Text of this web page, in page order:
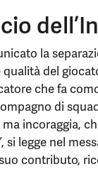
la
del
che fa
di
incoraggia,
si legge nel
contributo,